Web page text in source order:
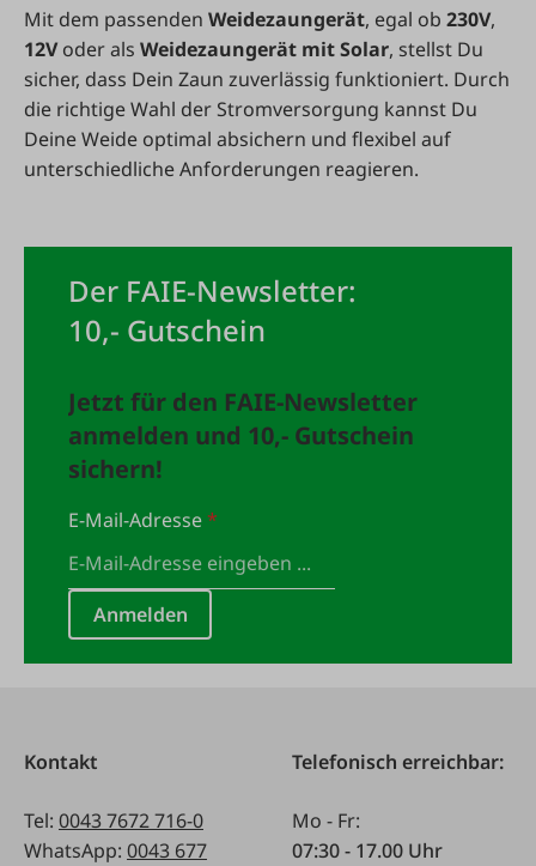
Mit dem passenden Weidezaungerät, egal ob 230V,
12V oder als Weidezaungerät mit Solar, stellst Du
sicher, dass Dein Zaun zuverlässig funktioniert. Durch
die richtige Wahl der Stromversorgung kannst Du
Deine Weide optimal absichern und flexibel auf
unterschiedliche Anforderungen reagieren.
Der FAIE-Newsletter:
10,- Gutschein
Jetzt für den FAIE-Newsletter
anmelden und 10,- Gutschein
sichern!
E-Mail-Adresse*
Anmelden
Kontakt
Tel: 0043 7672 716-0
WhatsApp: 0043 677
Telefonisch erreichbar:
Mo - Fr:
07:30 - 17.00 Uhr